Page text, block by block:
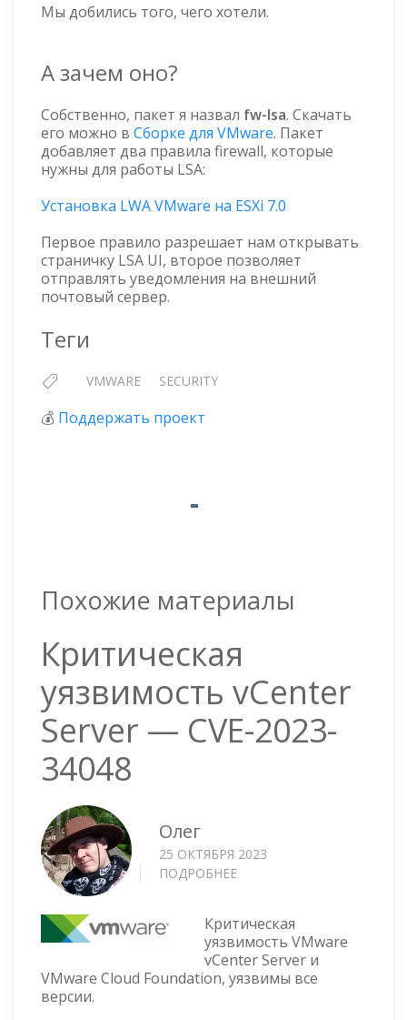
Мы добились того, чего хотели.
А зачем оно?
Собственно, пакет я назвал fw-lsa. Скачать
его можно в Сборке для VMware. Пакет
добавляет два правила firewall, которые
нужны для работы LSA:
Установка LWA VMware на ESXi 7.0
Первое правило разрешает нам открывать
страничку LSA UI, второе позволяет
отправлять уведомления на внешний
почтовый сервер.
Теги
VMWARE SECURITY
💰 Поддержать проект
Похожие материалы
Критическая
уязвимость vCenter
Server — CVE-2023-
34048
Олег
25 ОКТЯБРЯ 2023
ПОДРОБНЕЕ
VCENTER
SERVER
—
CVE-
Критическая
уязвимость VMware
vCenter Server и
VMware Cloud Foundation, уязвимы все
версии.